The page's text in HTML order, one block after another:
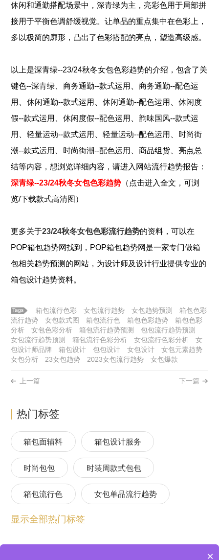
休闲和通勤搭配场景中，深青绿为主，亮彩色用于局部拼
接用于平衡色调舒缓视觉。让单品的重点集中在色彩上，
多以极简的廓形，凸出了色彩搭配的亮点，塑造高级感。
以上是深青绿--23/24秋冬女包色彩趋势的介绍，包含了关
键色--深青绿、商务通勤--款式运用 、商务通勤--配色运
用 、休闲通勤--款式运用 、休闲通勤--配色运用 、休闲度
假--款式运用 、休闲度假--配色运用 、韵味国风--款式运
用 、轻量运动--款式运用 、轻量运动--配色运用 、 时尚街
潮--款式运用 、 时尚街潮--配色运用 、商品组货、亮点总
结等内容，想浏览详细内容，请进入网站流行趋势报告：
深青绿--23/24秋冬女包色彩趋势 （点击进入全文，可浏
览/下载款式高清图）
更多关于23/24秋冬女包色彩流行趋势的资料，可以在
POP箱包趋势网找到，POP箱包趋势网是一家专门做箱
包相关趋势预测的网站，为设计师及设计行业提供专业的
箱包设计趋势资料。
箱包流行色彩 女包流行趋势 女包趋势预测
箱包色彩
流行趋势
女包款式图 箱包流行色 箱包色彩趋势
箱包色彩
分析
女包色彩分析 箱包流行趋势预测
包包流行趋势预测
女包流行趋势预测
箱包流行色彩分析 女包流行色彩分析
女
包设计师品牌
箱包设计 包包设计 女包设计
女包元素趋势
女包分析
23女包趋势 2023女包流行趋势 女包爆款
上一篇 下一篇
热门标签
箱包面辅料 箱包设计服务
时尚包包 时装周款式包包
箱包流行色 女包单品流行趋势
箱包流行趋势预测
女包流行趋势预测 箱包材质流行趋势
显示全部热门标签
×